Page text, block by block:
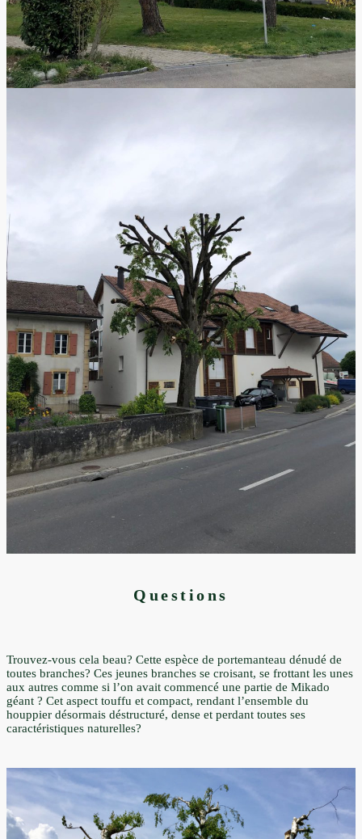
Questions
Trouvez-vous cela beau? Cette espèce de portemanteau dénudé de
toutes branches? Ces jeunes branches se croisant, se frottant les unes
aux autres comme si l’on avait commencé une partie de Mikado
géant ? Cet aspect touffu et compact, rendant l’ensemble du
houppier désormais déstructuré, dense et perdant toutes ses
caractéristiques naturelles?